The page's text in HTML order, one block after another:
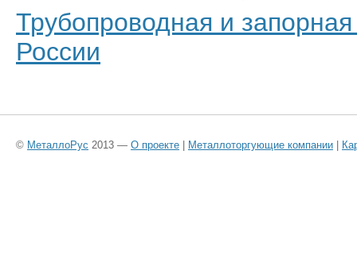
Трубопроводная и
России
© МеталлоРус 2013 — О проекте | Металлоторгующие компании |